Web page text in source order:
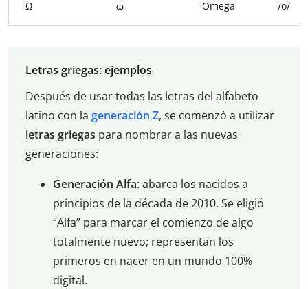
Ω ω Omega /o/
Letras griegas: ejemplos
Después de usar todas las letras del alfabeto
latino con la generación Z, se comenzó a utilizar
letras griegas para nombrar a las nuevas
generaciones:
Generación Alfa: abarca los nacidos a
principios de la década de 2010. Se eligió
“Alfa” para marcar el comienzo de algo
totalmente nuevo; representan los
primeros en nacer en un mundo 100%
digital.